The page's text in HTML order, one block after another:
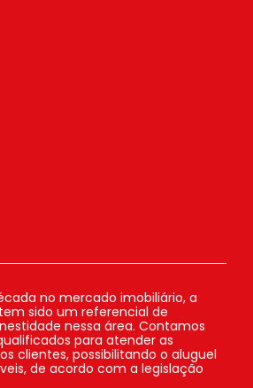
no mercado imobiliário, a
sido um referencial de
nessa área. Contamos
para atender as
clientes, possibilitando o aluguel
de acordo com a legislação